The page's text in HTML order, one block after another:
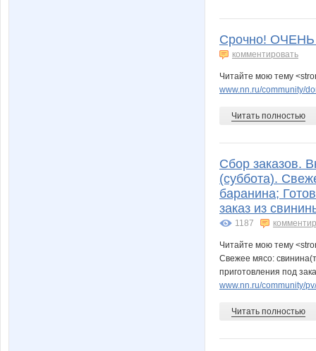
Срочно!
комментировать
Читайте мою тему
www.nn.ru/community/
Читать полностью
Сбор заказов.
(суббота).
баранина;
заказ из
1187
Читайте мою тему
Свежее мясо:
приготовления под
www.nn.ru/community/
Читать полностью